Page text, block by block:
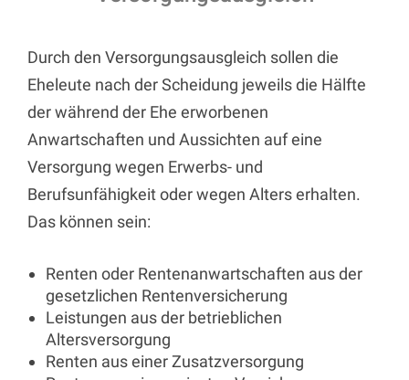
Durch den Versorgungsausgleich sollen die
Eheleute nach der Scheidung jeweils die Hälfte
der während der Ehe erworbenen
Anwartschaften und Aussichten auf eine
Versorgung wegen Erwerbs- und
Berufsunfähigkeit oder wegen Alters erhalten.
Das können sein:
Renten oder Rentenanwartschaften aus der
gesetzlichen Rentenversicherung
Leistungen aus der betrieblichen
Altersversorgung
Renten aus einer Zusatzversorgung